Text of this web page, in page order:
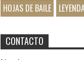
HOJAS DE BAILE
CONTACTO